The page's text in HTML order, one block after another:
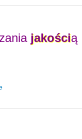
jakością